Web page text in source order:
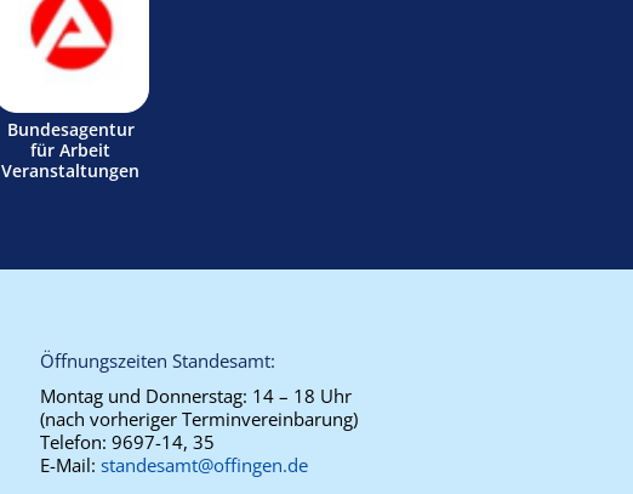
Bundesagentur
für Arbeit
Veranstaltungen
Öffnungszeiten Standesamt:
Montag und Donnerstag: 14 – 18 Uhr
(nach vorheriger Terminvereinbarung)
Telefon:9697-14, 35
E-Mail:standesamt@offingen.de